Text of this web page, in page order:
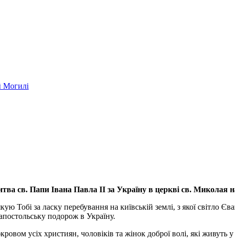
Могилі
св. Папи Івана Павла ІІ за Україну в церкві св. Миколая
Тобі за ласку перебування на київській землі, з якої світло
подорож в Україну.
усіх християн, чоловіків та жінок доброї волі, які живуть